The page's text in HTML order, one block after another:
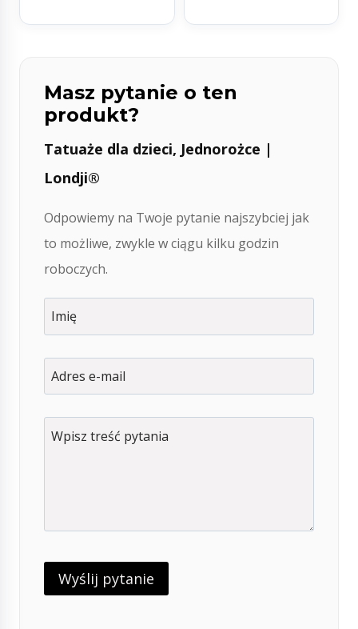
Masz pytanie o ten
produkt?
Tatuaże dla dzieci, Jednorożce |
Londji®
Odpowiemy na Twoje pytanie najszybciej jak
to możliwe, zwykle w ciągu kilku godzin
roboczych.